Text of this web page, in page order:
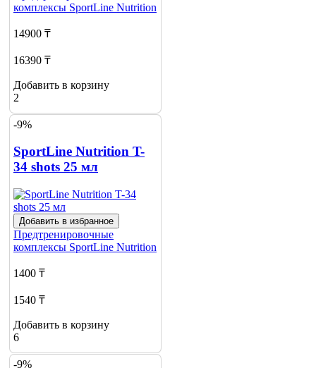
комплексы SportLine Nutrition
14900 ₸
16390 ₸
Добавить в корзину
2
-9%
SportLine Nutrition T-
34 shots 25 мл
Добавить в избранное
Предтренировочные
комплексы SportLine Nutrition
1400 ₸
1540 ₸
Добавить в корзину
6
-9%